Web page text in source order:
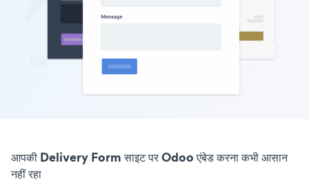
आपकी Delivery Form साइट पर Odoo एंबेड करना कभी आसान
नहीं रहा